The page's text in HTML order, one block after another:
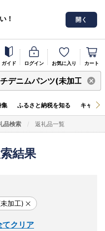
！
開く
ガイド ログイン お気に入り カート
デニムパンツ(未加工)
集 ふるさと納税を知る キャン
品検索 返礼品一覧
結果
加工)
てクリア